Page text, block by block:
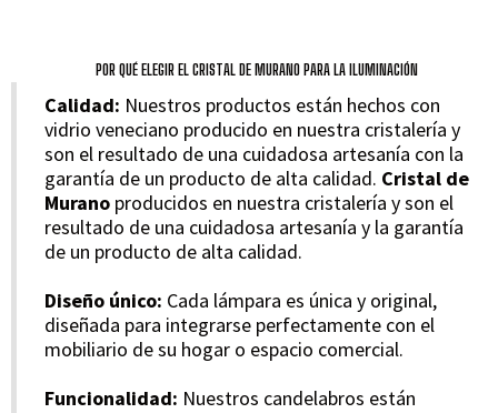
POR QUÉ ELEGIR EL CRISTAL DE MURANO PARA LA ILUMINACIÓN
Calidad: Nuestros productos están hechos con
vidrio veneciano producido en nuestra cristalería y
son el resultado de una cuidadosa artesanía con la
garantía de un producto de alta calidad. Cristal de
Murano producidos en nuestra cristalería y son el
resultado de una cuidadosa artesanía y la garantía
de un producto de alta calidad.
Diseño único: Cada lámpara es única y original,
diseñada para integrarse perfectamente con el
mobiliario de su hogar o espacio comercial.
Funcionalidad: Nuestros candelabros están